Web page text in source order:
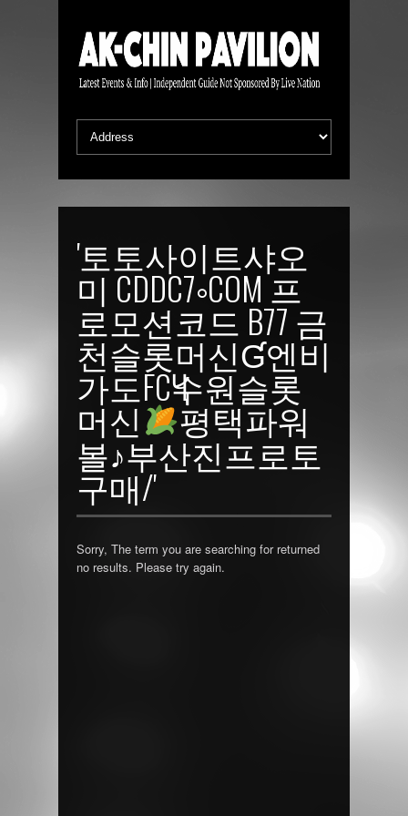
'토토사이트샤오
미 CDDC7༚COM 프
로모션코드 B77 금
천슬롯머신Ɠ엔비
가도FCҶ수원슬롯
머신 평택파워
볼♪부산진프로토
구매/'
Sorry, The term you are searching for returned
no results. Please try again.